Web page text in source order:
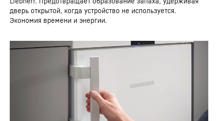
дверь открытой, когда устройство не используется.
Экономия времени и энергии.